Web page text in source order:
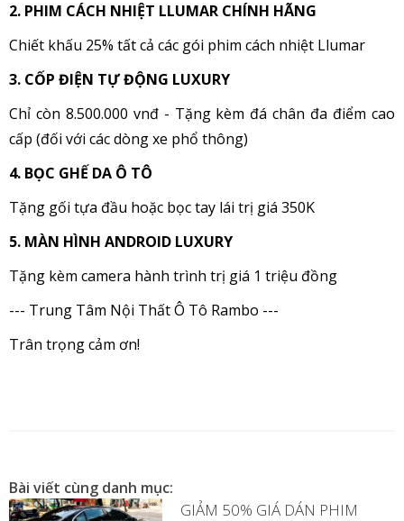
2. PHIM CÁCH NHIỆT LLUMAR CHÍNH HÃNG
Chiết khấu 25% tất cả các gói phim cách nhiệt Llumar
3. CỐP ĐIỆN TỰ ĐỘNG LUXURY
Chỉ còn 8.500.000 vnđ - Tặng kèm đá chân đa điểm cao
cấp (đối với các dòng xe phổ thông)
4. BỌC GHẾ DA Ô TÔ
Tặng gối tựa đầu hoặc bọc tay lái trị giá 350K
5. MÀN HÌNH ANDROID LUXURY
Tặng kèm camera hành trình trị giá 1 triệu đồng
--- Trung Tâm Nội Thất Ô Tô Rambo ---
Trân trọng cảm ơn!
Bài viết cùng danh mục:
GIẢM 50% GIÁ DÁN PHIM